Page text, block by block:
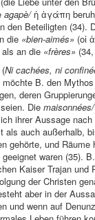
agapè/ἡ ἀγάπη
den Beteiligten (34).
die «bien-aimés» (οἱ
an die «frères»
Ni cachées, ni
möchte B. den
deren
Die maisonnées/
ihrer Aussage
als auch außerhalb,
gehörte, und
waren (35).
Kaiser Trajan und
der Christen
aber in der
und wenn auf